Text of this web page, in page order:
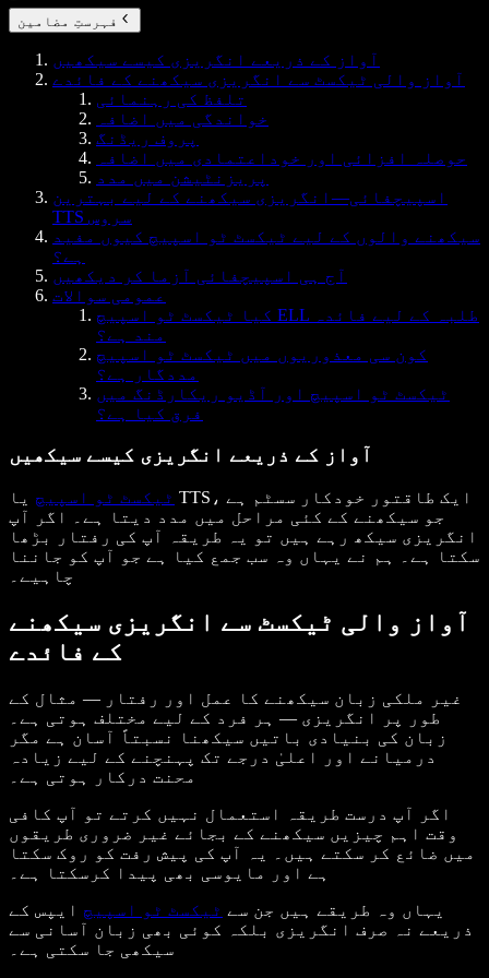
فہرستِ مضامین
آواز کے ذریعے انگریزی کیسے سیکھیں
آواز والی ٹیکسٹ سے انگریزی سیکھنے کے فائدے
تلفظ کی رہنمائی
خواندگی میں اضافہ
پروف ریڈنگ
حوصلہ افزائی اور خوداعتمادی میں اضافہ
پریزنٹیشن میں مدد
اسپیچفائی—انگریزی سیکھنے کے لیے بہترین
TTS سروس
سیکھنے والوں کے لیے ٹیکسٹ ٹو اسپیچ کیوں مفید
ہے؟
آج ہی اسپیچفائی آزما کر دیکھیں
عمومی سوالات
کیا ٹیکسٹ ٹو اسپیچ ELL طلبہ کے لیے فائدہ
مند ہے؟
کون سی معذوریوں میں ٹیکسٹ ٹو اسپیچ
مددگار ہے؟
ٹیکسٹ ٹو اسپیچ اور آڈیو ریکارڈنگ میں
فرق کیا ہے؟
آواز کے ذریعے انگریزی کیسے سیکھیں
ٹیکسٹ ٹو اسپیچ یا TTS، ایک طاقتور خودکار سسٹم ہے
جو سیکھنے کے کئی مراحل میں مدد دیتا ہے۔ اگر آپ
انگریزی سیکھ رہے ہیں تو یہ طریقہ آپ کی رفتار بڑھا
سکتا ہے۔ ہم نے یہاں وہ سب جمع کیا ہے جو آپ کو جاننا
چاہیے۔
آواز والی ٹیکسٹ سے انگریزی سیکھنے
کے فائدے
غیر ملکی زبان سیکھنے کا عمل اور رفتار — مثال کے
طور پر انگریزی — ہر فرد کے لیے مختلف ہوتی ہے۔
زبان کی بنیادی باتیں سیکھنا نسبتاً آسان ہے مگر
درمیانے اور اعلیٰ درجے تک پہنچنے کے لیے زیادہ
محنت درکار ہوتی ہے۔
اگر آپ درست طریقہ استعمال نہیں کرتے تو آپ کافی
وقت اہم چیزیں سیکھنے کے بجائے غیر ضروری طریقوں
میں ضائع کر سکتے ہیں۔ یہ آپ کی پیش رفت کو روک سکتا
ہے اور مایوسی بھی پیدا کرسکتا ہے۔
یہاں وہ طریقے ہیں جن سے ٹیکسٹ ٹو اسپیچ ایپس کے
ذریعے نہ صرف انگریزی بلکہ کوئی بھی زبان آسانی سے
سیکھی جا سکتی ہے۔